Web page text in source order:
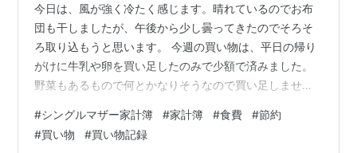
今日は、風が強く冷たく感じます。晴れているのでお布
団も干しましたが、午後から少し曇ってきたのでそろそ
ろ取り込もうと思います。 今週の買い物は、平日の帰り
がけに牛乳や卵を買い足したのみで少額で済みました。
野菜もあるもので何とかなりそうなので買い足しません
マツモトキヨシ 384円 ・金柑、みかん 100円 合計 1,317
円 （～1/24 食費合計 13,892円） シャンプーの在庫がな
#シングルマザー家計簿 #家計簿 #食費 #節約
#買い物 #買い物記録